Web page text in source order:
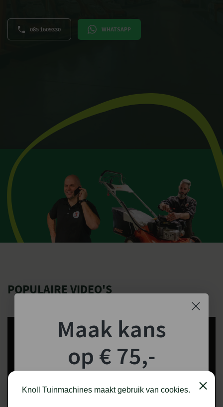
085 1609330 WHATSAPP
POPULAIRE VIDEO'S
Knoll Tuinmachines maakt gebruik van cookies. Close
Maak kans
op € 75,-
shoptegoed!